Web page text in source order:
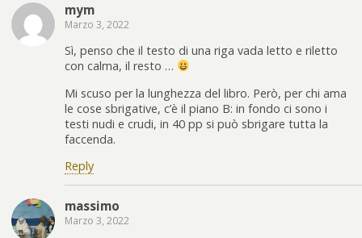
mym
Marzo 3, 2022
Sì, penso che il testo di una riga vada letto e riletto
con calma, il resto …
Mi scuso per la lunghezza del libro. Però, per chi ama
le cose sbrigative, c’è il piano B: in fondo ci sono i
testi nudi e crudi, in 40 pp si può sbrigare tutta la
faccenda.
Reply
massimo
Marzo 3, 2022